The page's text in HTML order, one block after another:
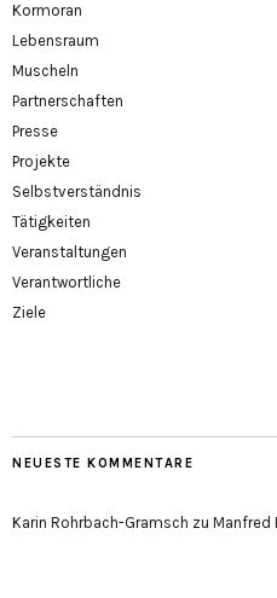
Kormoran
Lebensraum
Muscheln
Partnerschaften
Presse
Projekte
Selbstverständnis
Tätigkeiten
Veranstaltungen
Verantwortliche
Ziele
NEUESTE KOMMENTARE
Karin Rohrbach-Gramsch zu Manfred